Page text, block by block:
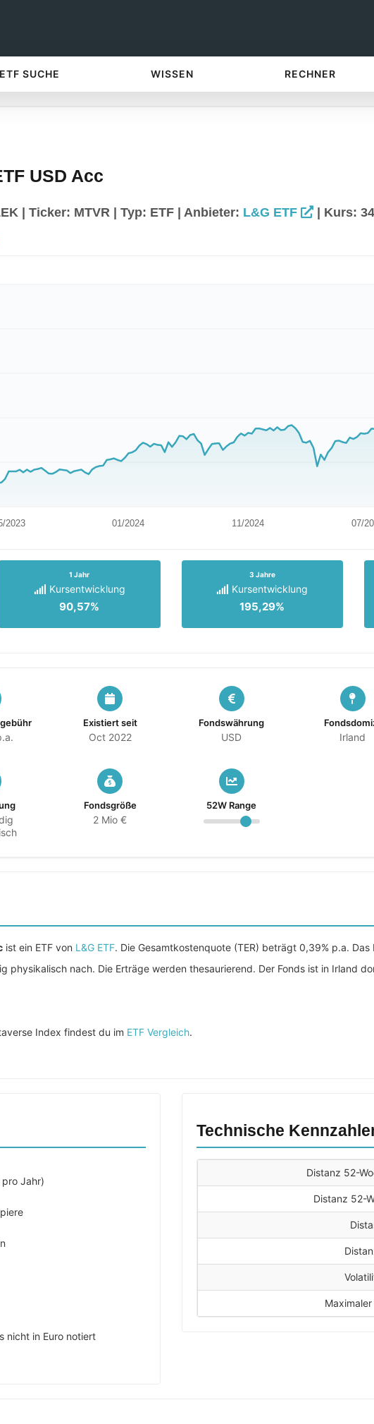
ETF SUCHE WISSEN RECHNER
USD Acc
| Ticker: MTVR | Typ: ETF | Anbieter: L&G ETF
| Kurs:
2023 01/2024 11/2024 07/
1 Jahr
Kursentwicklung
90,57%
3 Jahre
Kursentwicklung
195,29%
Existiert seit
Oct 2022
Fondswährung
USD Irland
Fondsgröße
2 Mio €
52W Range
ist ein ETF von L&G ETF. Die Gesamtkostenquote (TER) beträgt 0,39% p.a.
physikalisch nach. Die Erträge werden thesaurierend. Der Fonds ist in Irland
Index findest du im ETF Vergleich.
Jahr)
nicht in Euro notiert
Technische
Distanz 52-
Distanz 52-